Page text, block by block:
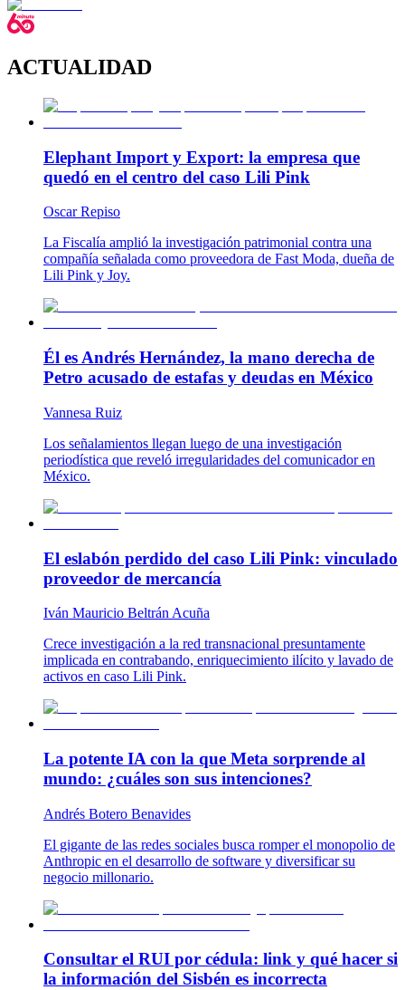
ACTUALIDAD
Elephant Import y Export: la empresa que
quedó en el centro del caso Lili Pink
Oscar Repiso
La Fiscalía amplió la investigación patrimonial contra una
compañía señalada como proveedora de Fast Moda, dueña de
Lili Pink y Joy.
Él es Andrés Hernández, la mano derecha de
Petro acusado de estafas y deudas en México
Vannesa Ruiz
Los señalamientos llegan luego de una investigación
periodística que reveló irregularidades del comunicador en
México.
El eslabón perdido del caso Lili Pink: vinculado
proveedor de mercancía
Iván Mauricio Beltrán Acuña
Crece investigación a la red transnacional presuntamente
implicada en contrabando, enriquecimiento ilícito y lavado de
activos en caso Lili Pink.
La potente IA con la que Meta sorprende al
mundo: ¿cuáles son sus intenciones?
Andrés Botero Benavides
El gigante de las redes sociales busca romper el monopolio de
Anthropic en el desarrollo de software y diversificar su
negocio millonario.
Consultar el RUI por cédula: link y qué hacer si
la información del Sisbén es incorrecta